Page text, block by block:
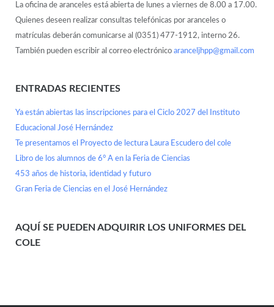
La oficina de aranceles está abierta de lunes a viernes de 8.00 a 17.00.
Quienes deseen realizar consultas telefónicas por aranceles o
matrículas deberán comunicarse al (0351) 477-1912, interno 26.
También pueden escribir al correo electrónico aranceljhpp@gmail.com
ENTRADAS RECIENTES
Ya están abiertas las inscripciones para el Ciclo 2027 del Instituto
Educacional José Hernández
Te presentamos el Proyecto de lectura Laura Escudero del cole
Libro de los alumnos de 6° A en la Feria de Ciencias
453 años de historia, identidad y futuro
Gran Feria de Ciencias en el José Hernández
AQUÍ SE PUEDEN ADQUIRIR LOS UNIFORMES DEL
COLE